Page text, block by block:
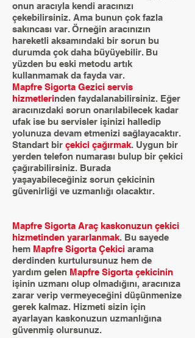
onun aracıyla kendi aracınızı
çekebilirsiniz. Ama bunun çok fazla
sakıncası var. Örneğin aracınızın
hareketli aksamındaki bir sorun bu
durumda çok daha büyüyebilir. Bu
yüzden bu eski metodu artık
kullanmamak da fayda var.
Mapfre Sigorta Gezici servis
hizmetlerinden faydalanabilirsiniz. Eğer
aracınızdaki sorun onarılabilecek kadar
ufak ise bu servisler işinizi halledip
yolunuza devam etmenizi sağlayacaktır.
Standart bir çekici çağırmak. Uygun bir
yerden telefon numarası bulup bir çekici
çağırabilirsiniz. Burada
yaşayabileceğiniz sorun çekicinin
güvenirliği ve uzmanlığı olacaktır.
Mapfre Sigorta Araç kaskonuzun çekici
hizmetinden yararlanmak. Bu sayede
hem Mapfre Sigorta Çekici arama
derdinden kurtulursunuz hem de
yardım gelen Mapfre Sigorta çekicinin
işinin uzmanı olup olmadığını, aracınıza
zarar verip vermeyeceğini düşünmenize
gerek kalmaz. Hizmeti sizin için
ayarlayan kaskonuzun uzmanlığına
güvenmiş olursunuz.